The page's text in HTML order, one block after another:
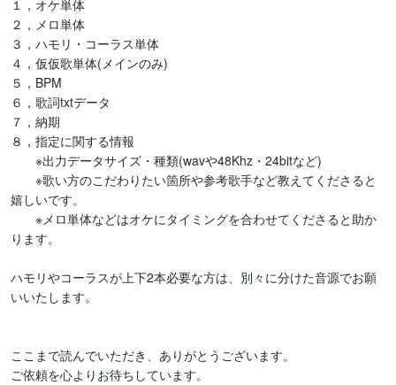
１，オケ単体
２，メロ単体
３，ハモリ・コーラス単体
４，仮仮歌単体(メインのみ)
５，BPM
６，歌詞txtデータ
７，納期
８，指定に関する情報
※出力データサイズ・種類(wavや48Khz・24bitなど)
※歌い方のこだわりたい箇所や参考歌手など教えてくださると
嬉しいです。
※メロ単体などはオケにタイミングを合わせてくださると助か
ります。
ハモリやコーラスが上下2本必要な方は、別々に分けた音源でお願
いいたします。
ここまで読んでいただき、ありがとうございます。
ご依頼を心よりお待ちしています。